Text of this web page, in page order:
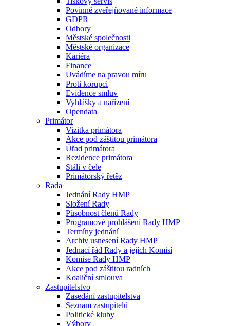
Povinně zveřejňované informace
GDPR
Odbory
Městské společnosti
Městské organizace
Kariéra
Finance
Uvádíme na pravou míru
Proti korupci
Evidence smluv
Vyhlášky a nařízení
Opendata
Primátor
Vizitka primátora
Akce pod záštitou primátora
Úřad primátora
Rezidence primátora
Stáli v čele
Primátorský řetěz
Rada
Jednání Rady HMP
Složení Rady
Působnost členů Rady
Programové prohlášení Rady HMP
Termíny jednání
Archiv usnesení Rady HMP
Jednací řád Rady a jejích Komisí
Komise Rady HMP
Akce pod záštitou radních
Koaliční smlouva
Zastupitelstvo
Zasedání zastupitelstva
Seznam zastupitelů
Politické kluby
Výbory